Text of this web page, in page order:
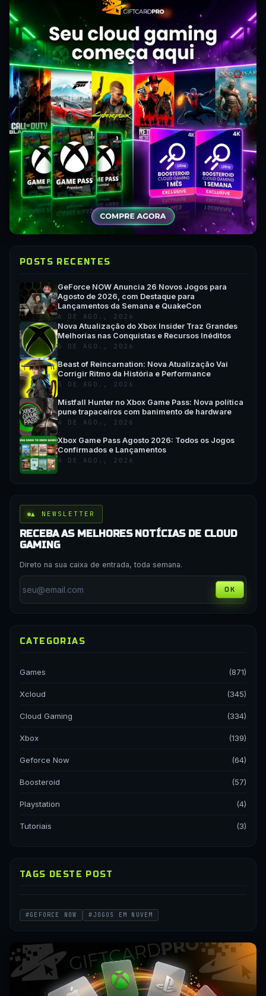
POSTS RECENTES
GeForce NOW Anuncia 26 Novos Jogos para
Agosto de 2026, com Destaque para
Lançamentos da Semana e QuakeCon
6 DE AGO., 2026
Nova Atualização do Xbox Insider Traz Grandes
Melhorias nas Conquistas e Recursos Inéditos
5 DE AGO., 2026
Beast of Reincarnation: Nova Atualização Vai
Corrigir Ritmo da História e Performance
5 DE AGO., 2026
Mistfall Hunter no Xbox Game Pass: Nova política
pune trapaceiros com banimento de hardware
4 DE AGO., 2026
Xbox Game Pass Agosto 2026: Todos os Jogos
Confirmados e Lançamentos
4 DE AGO., 2026
▲ NEWSLETTER
RECEBA AS MELHORES NOTÍCIAS DE CLOUD
GAMING
Direto na sua caixa de entrada, toda semana.
OK
CATEGORIAS
Games (871)
Xcloud (345)
Cloud Gaming (334)
Xbox (139)
Geforce Now (64)
Boosteroid (57)
Playstation (4)
Tutoriais (3)
TAGS DESTE POST
#GEFORCE NOW #JOGOS EM NUVEM